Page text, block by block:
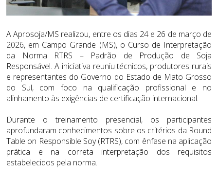
A Aprosoja/MS realizou, entre os dias 24 e 26 de março de
2026, em Campo Grande (MS), o Curso de Interpretação
da Norma RTRS – Padrão de Produção de Soja
Responsável. A iniciativa reuniu técnicos, produtores rurais
e representantes do Governo do Estado de Mato Grosso
do Sul, com foco na qualificação profissional e no
alinhamento às exigências de certificação internacional.
Durante o treinamento presencial, os participantes
aprofundaram conhecimentos sobre os critérios da Round
Table on Responsible Soy (RTRS), com ênfase na aplicação
prática e na correta interpretação dos requisitos
estabelecidos pela norma.